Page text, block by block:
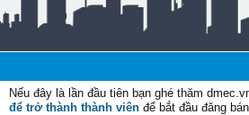
Nếu đây là lần đầu tiên bạn ghé thăm
để trở thành thành viên để bắt đầu đăng